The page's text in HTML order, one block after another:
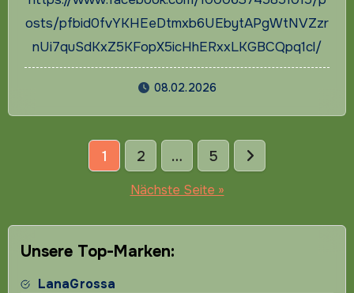
osts/pfbid0fvYKHEeDtmxb6UEbytAPgWtNVZzr
nUi7quSdKxZ5KFopX5icHhERxxLKGBCQpq1cl/
08.02.2026
Seitennummerierung
Beiträge
1 2 … 5
Nächste Seite »
Unsere Top-Marken:
LanaGrossa